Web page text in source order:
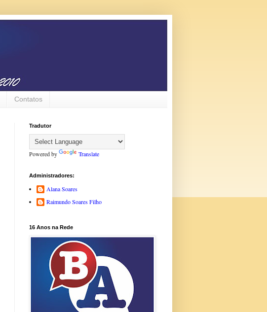
Contatos
Tradutor
Powered by Translate
Administradores:
Alana Soares
Raimundo Soares Filho
16 Anos na Rede